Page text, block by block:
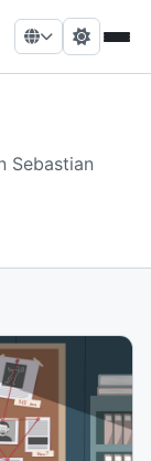
Sebastian